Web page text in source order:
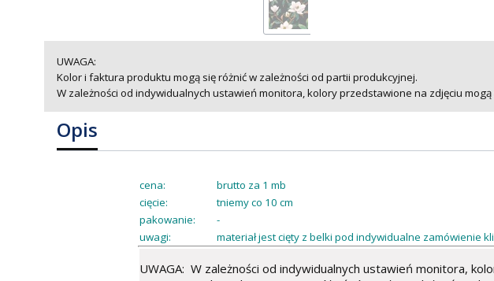
UWAGA:
Kolor i faktura produktu mogą się różnić w zależności od partii produkcyjnej.
W zależności od indywidualnych ustawień monitora, kolory przedstawione na zdjęciu
Opis
cena:
brutto za 1 mb
cięcie:
tniemy co 10 cm
pakowanie:
-
uwagi:
materiał jest cięty z belki pod indywidualne zamówienie
UWAGA: W zależności od indywidualnych ustawień monitora,